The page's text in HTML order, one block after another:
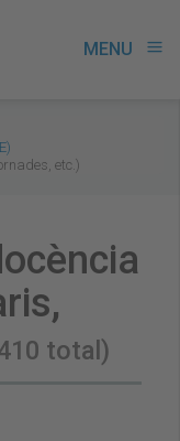
MENU menu
etc.)
total)